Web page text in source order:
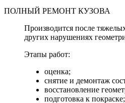
ПОЛНЫЙ РЕМОНТ КУЗОВА
Производится после
других нарушениях
Этапы работ:
оценка;
снятие и демонтаж
восстановление
подготовка к покраске;